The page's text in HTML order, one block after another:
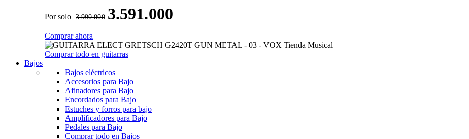
Por solo 3.990.000 3.591.000
Comprar ahora
Comprar todo en guitarras
Bajos
Bajos eléctricos
Accesorios para Bajo
Afinadores para Bajo
Encordados para Bajo
Estuches y forros para bajo
Amplificadores para Bajo
Pedales para Bajo
Comprar todo en Bajos